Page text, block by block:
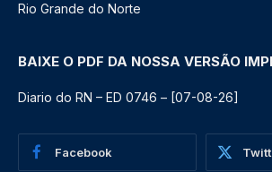
Rio Grande do Norte
BAIXE O PDF DA NOSSA VERSÃO
Diario do RN – ED 0746 – [07-08-26]
Facebook